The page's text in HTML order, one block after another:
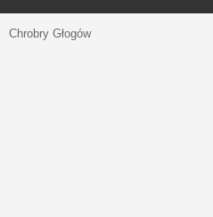
Chrobry Głogów